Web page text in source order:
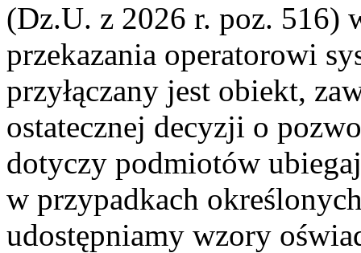
(Dz.U. z 2026 r. poz. 516)
przekazania operatorowi
przyłączany jest obiekt,
ostatecznej decyzji o
dotyczy podmiotów
w przypadkach
udostępniamy wzory